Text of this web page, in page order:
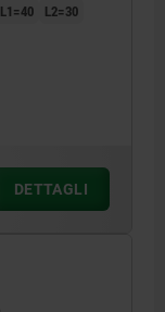
L1=40
L2=30
DETTAGLI